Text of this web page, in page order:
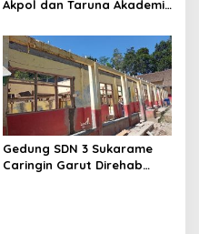
Akpol dan Taruna Akademi
Sekolah Rakyat
Gedung SDN 3 Sukarame
Caringin Garut Direhab